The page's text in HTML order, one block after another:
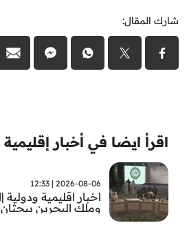
شارك المقال:
اقرأ ايضا في أخبار
2026-08-06 | 12:33
اخبار اقليمية
وملك البحرين يبحثان